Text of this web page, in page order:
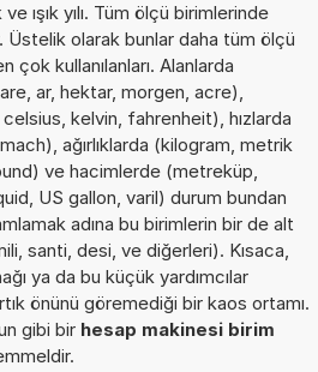
ışık yılı. Tüm ölçü birimlerinde
olarak bunlar daha tüm ölçü
kullanılanları. Alanlarda
ar, hektar, morgen, acre),
kelvin, fahrenheit), hızlarda
ağırlıklarda (kilogram, metrik
ve hacimlerde (metreküp,
US gallon, varil) durum bundan
adına bu birimlerin bir de alt
santi, desi, ve diğerleri). Kısaca,
ya da bu küçük yardımcılar
önünü göremediği bir kaos ortamı.
gibi bir hesap makinesi birim